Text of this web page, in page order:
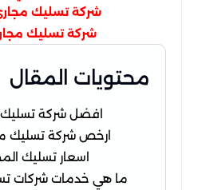
شركة تسليك
شركة تسليك
محتويات المقال
افضل شركة تسليك
ارخص شركة تسليك
اسعار تسليك
ما هي خدمات شركات